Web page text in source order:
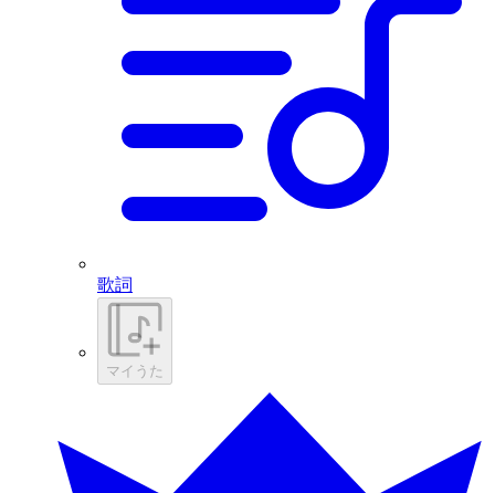
歌詞
マイうた